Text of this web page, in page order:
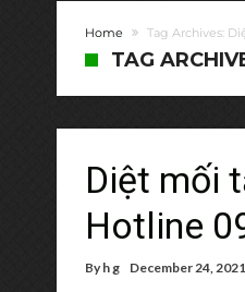
Home Tag Archives:
TAG
Diệt mối
Hotline
By h g December 24, 2021